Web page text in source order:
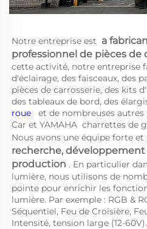
Notre entreprise est a
professionnel de pièces de
cette activité, notre entreprise
d'éclairage, des faisceaux, des
pièces de carrosserie, des kits
des tableaux de bord, des
roue et de nombreuses autres
Car et YAMAHA charrettes de
Nous avons une équipe forte
recherche,
production . En particulier
lumière, nous utilisons de
pointe pour enrichir les
lumière. Par exemple : RGB &
Séquentiel, Feu de Croisière,
Intensité, tension large (12-60V).